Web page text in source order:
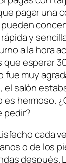
pagar una
pueden
y
a la hora
que esperar
fue muy
el salón
es hermoso.
pedir?
cada
o de los
después.